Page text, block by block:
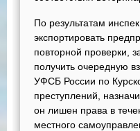
По результатам
экспортировать
повторной проверки,
получить очередную
УФСБ России по
преступлений,
он лишен права в
местного